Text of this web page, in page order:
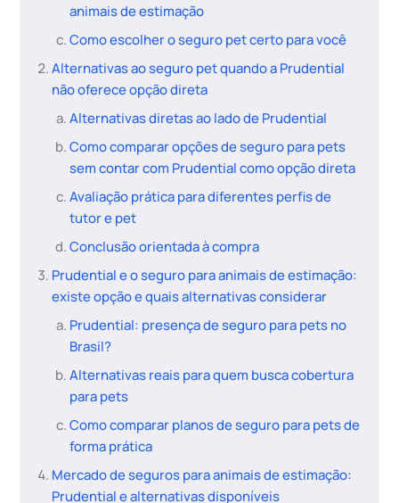
animais de estimação
Como escolher o seguro pet certo para você
Alternativas ao seguro pet quando a Prudential
não oferece opção direta
Alternativas diretas ao lado de Prudential
Como comparar opções de seguro para pets
sem contar com Prudential como opção direta
Avaliação prática para diferentes perfis de
tutor e pet
Conclusão orientada à compra
Prudential e o seguro para animais de estimação:
existe opção e quais alternativas considerar
Prudential: presença de seguro para pets no
Brasil?
Alternativas reais para quem busca cobertura
para pets
Como comparar planos de seguro para pets de
forma prática
Mercado de seguros para animais de estimação:
Prudential e alternativas disponíveis